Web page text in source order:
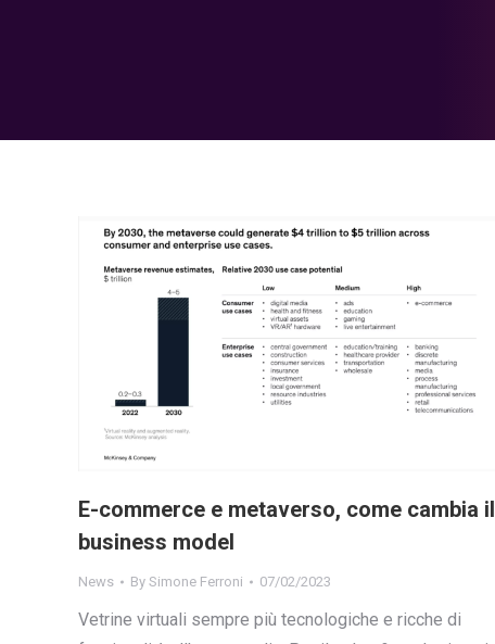
E-commerce e metaverso, come cambia il
business model
News By Simone Ferroni 07/02/2023
Vetrine virtuali sempre più tecnologiche e ricche di